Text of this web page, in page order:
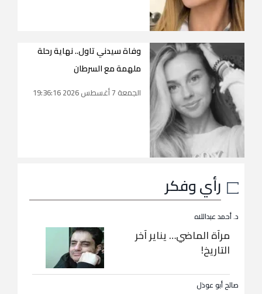
وفاة سيدني تاول.. نهاية رحلة
ملهمة مع السرطان
الجمعة 7 أغسطس 2026 19:36:16
رأي وفكر
د. أحمد عبداللاه
مرآة الماضي… يناير آخر
التاريخ!
صالح أبو عوذل